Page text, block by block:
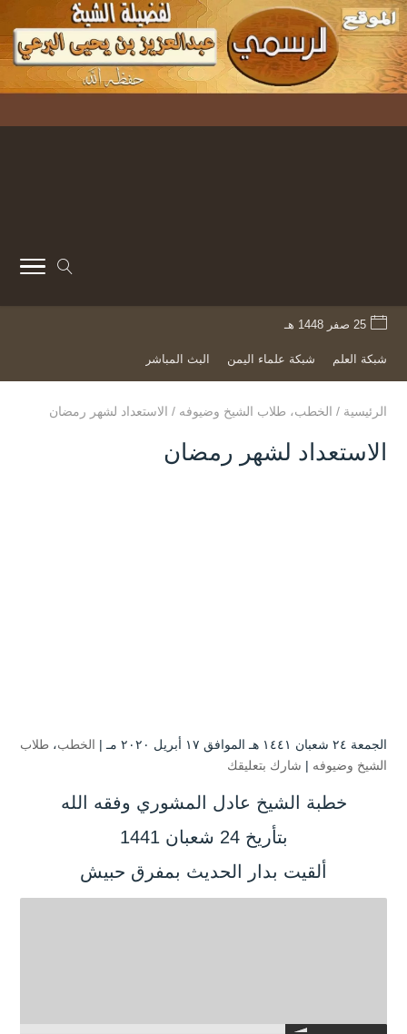
25 صفر 1448 هـ
شبكة العلم شبكة علماء اليمن البث المباشر
الرئيسية / الخطب، طلاب الشيخ وضيوفه / الاستعداد لشهر رمضان
الاستعداد لشهر رمضان
الجمعة ۲٤ شعبان ۱٤٤۱ هـ الموافق ۱۷ أبريل ۲۰۲۰ مـ | الخطب، طلاب
الشيخ وضيوفه | شارك بتعليقك
خطبة الشيخ عادل المشوري وفقه الله
بتأريخ 24 شعبان 1441
ألقيت بدار الحديث بمفرق حبيش